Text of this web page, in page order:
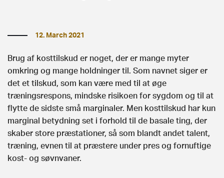
12. March 2021
Brug af kosttilskud er noget, der er mange myter
omkring og mange holdninger til. Som navnet siger er
det et tilskud, som kan være med til at øge
træningsrespons, mindske risikoen for sygdom og til at
flytte de sidste små marginaler. Men kosttilskud har kun
marginal betydning set i forhold til de basale ting, der
skaber store præstationer, så som blandt andet talent,
træning, evnen til at præstere under pres og fornuftige
kost- og søvnvaner.